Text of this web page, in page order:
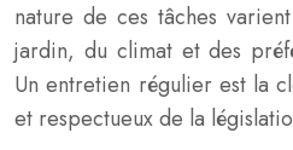
nature de ces tâches
jardin, du climat et des
Un entretien régulier est la
et respectueux de la